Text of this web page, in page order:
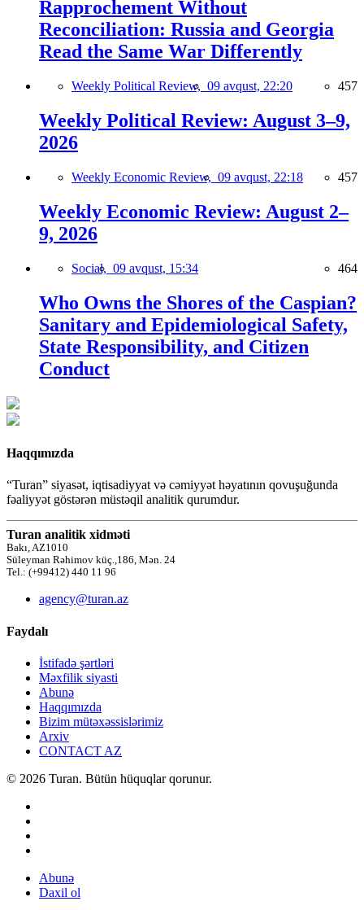
Rapprochement Without
Reconciliation: Russia and Georgia
Read the Same War Differently
Weekly Political Review, 09 avqust, 22:20 457
Weekly Political Review: August 3–9,
2026
Weekly Economic Review, 09 avqust, 22:18 457
Weekly Economic Review: August 2–
9, 2026
Social, 09 avqust, 15:34 464
Who Owns the Shores of the Caspian?
Sanitary and Epidemiological Safety,
State Responsibility, and Citizen
Conduct
Haqqımızda
“Turan” siyasət, iqtisadiyyat və cəmiyyət həyatının qovuşuğunda
fəaliyyət göstərən müstəqil analitik qurumdur.
Turan analitik xidməti
Bakı, AZ1010
Süleyman Rəhimov küç.,186, Mən. 24
Tel.: (+99412) 440 11 96
agency@turan.az
Faydalı
İstifadə şərtləri
Məxfilik siyasti
Abunə
Haqqımızda
Bizim mütəxəssislərimiz
Arxiv
CONTACT AZ
© 2026 Turan. Bütün hüquqlar qorunur.
Abunə
Daxil ol